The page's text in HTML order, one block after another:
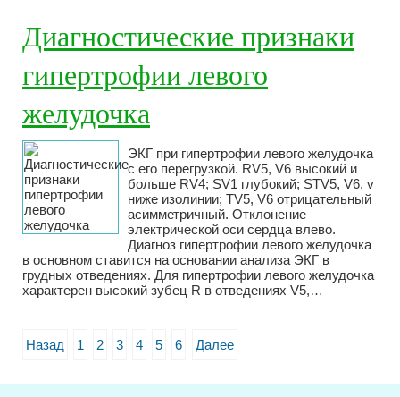
Диагностические признаки
гипертрофии левого
желудочка
ЭКГ при гипертрофии левого желудочка
с его перегрузкой. RV5, V6 высокий и
больше RV4; SV1 глубокий; STV5, V6, v
ниже изолинии; TV5, V6 отрицательный
асимметричный. Отклонение
электрической оси сердца влево.
Диагноз гипертрофии левого желудочка
в основном ставится на основании анализа ЭКГ в
грудных отведениях. Для гипертрофии левого желудочка
характерен высокий зубец R в отведениях V5,…
Назад 1 2 3 4 5 6 Далее